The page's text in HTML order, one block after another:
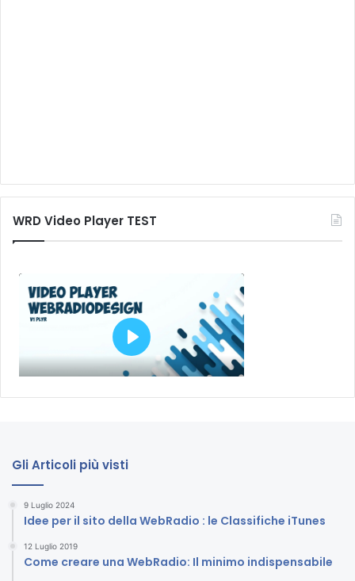
WRD Video Player TEST
Gli Articoli più visti
9 Luglio 2024
Idee per il sito della WebRadio : le Classifiche iTunes
12 Luglio 2019
Come creare una WebRadio: Il minimo indispensabile